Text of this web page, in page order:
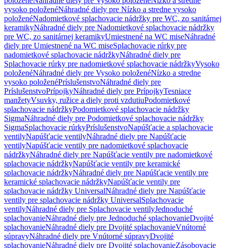
vysoko položenéNáhradné diely pre Nízko a stredne vysoko
položenéNadomietkové splachovacie nádržky pre WC, zo sanitárnej
keramikyNáhradné diely pre Nadomietkové splachovacie nádržky
pre WC, zo sanitárnej keramikyUmiestnené na WC miseNáhradné
diely pre Umiestnené na WC miseSplachovacie rúrky pre
nadomietkové splachovacie nádržkyNáhradné diely pre
Splachovacie rúrky pre nadomietkové splachovacie nádržkyVysoko
položenéNáhradné diely pre Vysoko položenéNízko a stredne
vysoko položenéPríslušenstvoNáhradné diely pre
PríslušenstvoPrípojkyNáhradné diely pre PrípojkyTesniace
manžetyVsuvky, ružice a diely proti vzdutiuPodomietkové
splachovacie nádržkyPodomietkové splachovacie nádržky
SigmaNáhradné diely pre Podomietkové splachovacie nádržky
SigmaSplachovacie rúrkyPríslušenstvoNapúšťacie a splachovacie
ventilyNapúšťacie ventilyNáhradné diely pre Napúšťacie
ventilyNapúšťacie ventily pre nadomietkové splachovacie
nádržkyNáhradné diely pre Napúšťacie ventily pre nadomietkové
splachovacie nádržkyNapúšťacie ventily pre keramické
splachovacie nádržkyNáhradné diely pre Napúšťacie ventily pre
keramické splachovacie nádržkyNapúšťacie ventily pre
splachovacie nádržky UniversalNáhradné diely pre Napúšťacie
ventily pre splachovacie nádržky UniversalSplachovacie
ventilyNáhradné diely pre Splachovacie ventilyJednoduché
splachovanieNáhradné diely pre Jednoduché splachovanieDvojité
splachovanieNáhradné diely pre Dvojité splachovanieVnútorné
súpravyNáhradné diely pre Vnútorné súpravyDvojité
splachovanieNáhradné diely pre Dvojité splachovanieZásobovacie